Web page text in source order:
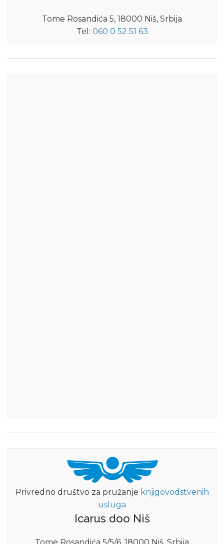
Tome Rosandića 5, 18000 Niš, Srbija
Tel: 060 0 52 51 63
Privredno društvo za pružanje knjigovodstvenih
usluga
Icarus doo Niš